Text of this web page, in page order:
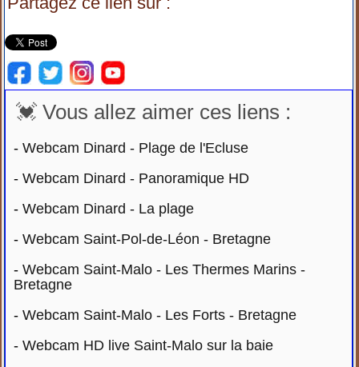
💓 Vous allez aimer ces liens :
-Webcam Dinard - Plage de l'Ecluse
-Webcam Dinard - Panoramique HD
-Webcam Dinard - La plage
-Webcam Saint-Pol-de-Léon - Bretagne
-Webcam Saint-Malo - Les Thermes Marins -
Bretagne
-Webcam Saint-Malo - Les Forts - Bretagne
-Webcam HD live Saint-Malo sur la baie